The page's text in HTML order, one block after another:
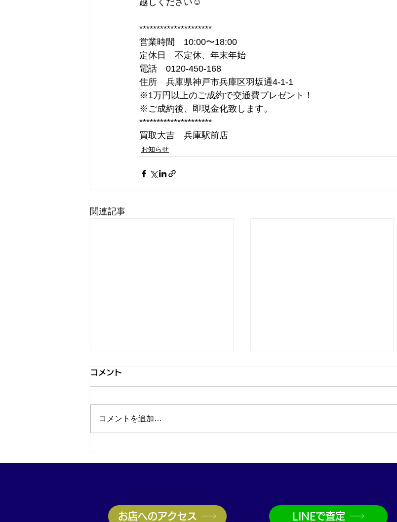
越しください☺
*********************
営業時間　10:00〜18:00
定休日　不定休、年末年始
電話　0120-450-168
住所　兵庫県神戸市兵庫区羽坂通4-1-1
※1万円以上のご成約で交通費プレゼント！
※ご成約後、即現金化致します。
*********************
買取大吉　兵庫駅前店
お知らせ
関連記事
コメント
コメントを追加…
お店へのアクセス LINEで査定